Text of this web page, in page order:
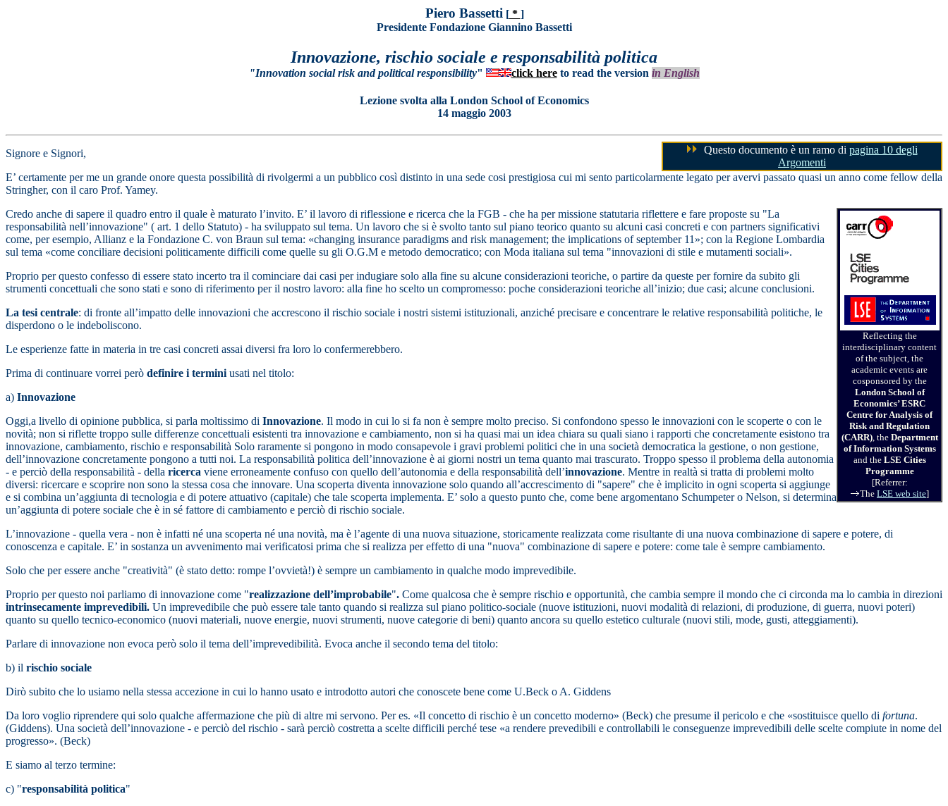
Piero Bassetti [* ]
Presidente Fondazione Giannino Bassetti
Innovazione, rischio sociale e responsabilità politica
"Innovation social risk and political responsibility" click hereto read the version in English
Lezione svolta alla London School of Economics
14 maggio 2003
Questo documento è un ramo di pagina 10 degli
Argomenti
Signore e Signori,
E’ certamente per me un grande onore questa possibilità di rivolgermi a un pubblico così distinto in una sede cosi prestigiosa cui mi sento particolarmente legato per avervi passato quasi un anno come fellow della
Stringher, con il caro Prof. Yamey.
Reflecting the
interdisciplinary content
of the subject, the
academic events are
cosponsored by the
London School of
Economics’ ESRC
Centre for Analysis of
Risk and Regulation
(CARR), the Department
of Information Systems
and the LSE Cities
Programme
[Referrer:
The LSE web site]
Credo anche di sapere il quadro entro il quale è maturato l’invito. E’ il lavoro di riflessione e ricerca che la FGB - che ha per missione statutaria riflettere e fare proposte su "La
responsabilità nell’innovazione" ( art. 1 dello Statuto) - ha sviluppato sul tema. Un lavoro che si è svolto tanto sul piano teorico quanto su alcuni casi concreti e con partners significativi
come, per esempio, Allianz e la Fondazione C. von Braun sul tema: «changing insurance paradigms and risk management; the implications of september 11»; con la Regione Lombardia
sul tema «come conciliare decisioni politicamente difficili come quelle su gli O.G.M e metodo democratico; con Moda italiana sul tema "innovazioni di stile e mutamenti sociali».
Proprio per questo confesso di essere stato incerto tra il cominciare dai casi per indugiare solo alla fine su alcune considerazioni teoriche, o partire da queste per fornire da subito gli
strumenti concettuali che sono stati e sono di riferimento per il nostro lavoro: alla fine ho scelto un compromesso: poche considerazioni teoriche all’inizio; due casi; alcune conclusioni.
La tesi centrale: di fronte all’impatto delle innovazioni che accrescono il rischio sociale i nostri sistemi istituzionali, anziché precisare e concentrare le relative responsabilità politiche, le
disperdono o le indeboliscono.
Le esperienze fatte in materia in tre casi concreti assai diversi fra loro lo confermerebbero.
Prima di continuare vorrei però definire i terminiusati nel titolo:
a) Innovazione
Oggi,a livello di opinione pubblica, si parla moltissimo di Innovazione. Il modo in cui lo si fa non è sempre molto preciso. Si confondono spesso le innovazioni con le scoperte o con le
novità; non si riflette troppo sulle differenze concettuali esistenti tra innovazione e cambiamento, non si ha quasi mai un idea chiara su quali siano i rapporti che concretamente esistono tra
innovazione, cambiamento, rischio e responsabilità Solo raramente si pongono in modo consapevole i gravi problemi politici che in una società democratica la gestione, o non gestione,
dell’innovazione concretamente pongono a tutti noi. La responsabilità politica dell’innovazione è ai giorni nostri un tema quanto mai trascurato. Troppo spesso il problema della autonomia
- e perciò della responsabilità - della ricerca viene erroneamente confuso con quello dell’autonomia e della responsabilità dell’innovazione. Mentre in realtà si tratta di problemi molto
diversi: ricercare e scoprire non sono la stessa cosa che innovare. Una scoperta diventa innovazione solo quando all’accrescimento di "sapere" che è implicito in ogni scoperta si aggiunge
e si combina un’aggiunta di tecnologia e di potere attuativo (capitale) che tale scoperta implementa. E’ solo a questo punto che, come bene argomentano Schumpeter o Nelson, si determina
un’aggiunta di potere sociale che è in sé fattore di cambiamento e perciò di rischio sociale.
L’innovazione - quella vera - non è infatti né una scoperta né una novità, ma è l’agente di una nuova situazione, storicamente realizzata come risultante di una nuova combinazione di sapere e potere, di
conoscenza e capitale. E’ in sostanza un avvenimento mai verificatosi prima che si realizza per effetto di una "nuova" combinazione di sapere e potere: come tale è sempre cambiamento.
Solo che per essere anche "creatività" (è stato detto: rompe l’ovvietà!) è sempre un cambiamento in qualche modo imprevedibile.
Proprio per questo noi parliamo di innovazione come "realizzazione dell’improbabile". Come qualcosa che è sempre rischio e opportunità, che cambia sempre il mondo che ci circonda ma lo cambia in direzioni
intrinsecamente imprevedibili. Un imprevedibile che può essere tale tanto quando si realizza sul piano politico-sociale (nuove istituzioni, nuovi modalità di relazioni, di produzione, di guerra, nuovi poteri)
quanto su quello tecnico-economico (nuovi materiali, nuove energie, nuovi strumenti, nuove categorie di beni) quanto ancora su quello estetico culturale (nuovi stili, mode, gusti, atteggiamenti).
Parlare di innovazione non evoca però solo il tema dell’imprevedibilità. Evoca anche il secondo tema del titolo:
b) il rischio sociale
Dirò subito che lo usiamo nella stessa accezione in cui lo hanno usato e introdotto autori che conoscete bene come U.Beck o A. Giddens
Da loro voglio riprendere qui solo qualche affermazione che più di altre mi servono. Per es. «Il concetto di rischio è un concetto moderno» (Beck) che presume il pericolo e che «sostituisce quello di fortuna.
(Giddens). Una società dell’innovazione - e perciò del rischio - sarà perciò costretta a scelte difficili perché tese «a rendere prevedibili e controllabili le conseguenze imprevedibili delle scelte compiute in nome del
progresso». (Beck)
E siamo al terzo termine:
c) "responsabilità politica"